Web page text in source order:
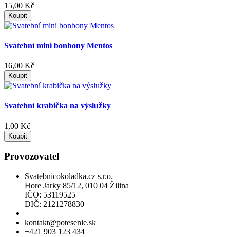
15,00 Kč
Koupit
Svatební mini bonbony Mentos
16,00 Kč
Koupit
Svatební krabička na výslužky
1,00 Kč
Koupit
Provozovatel
Svatebnicokoladka.cz s.r.o.
Hore Jarky 85/12, 010 04 Žilina
IČO: 53119525
DIČ: 2121278830
kontakt@potesenie.sk
+421 903 123 434